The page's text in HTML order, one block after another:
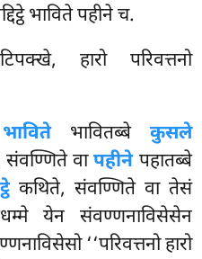
भाविते पहीने च.
हारो परिवत्तनो
भावितेभावितब्बे कुसले
वापहीनेपहातब्बे
कथिते, संवण्णिते वा तेसं
येन संवण्णनाविसेसेन
‘‘परिवत्तनो हारो